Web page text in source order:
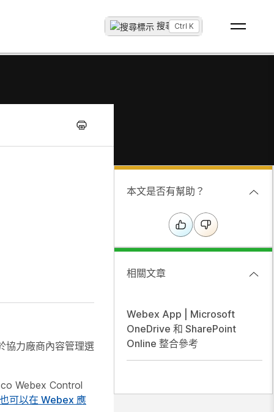
搜尋 ...
Ctrl K
協力廠商內容管理選
Webex Control
可以在 Webex 應
本文是否有幫助？
相關文章
Webex App | Microsoft
OneDrive 和 SharePoint
Online 整合參考